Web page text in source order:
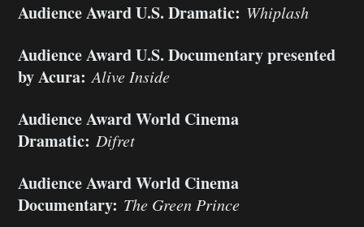
Audience Award U.S. Dramatic: Whiplash
Audience Award U.S. Documentary presented
by Acura: Alive Inside
Audience Award World Cinema
Dramatic: Difret
Audience Award World Cinema
Documentary: The Green Prince